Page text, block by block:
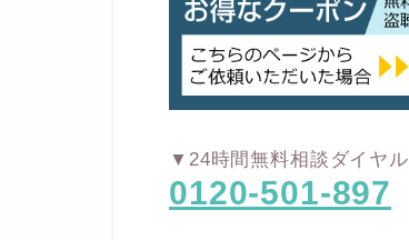
▼24時間無料相談ダイヤル
0120-501-897